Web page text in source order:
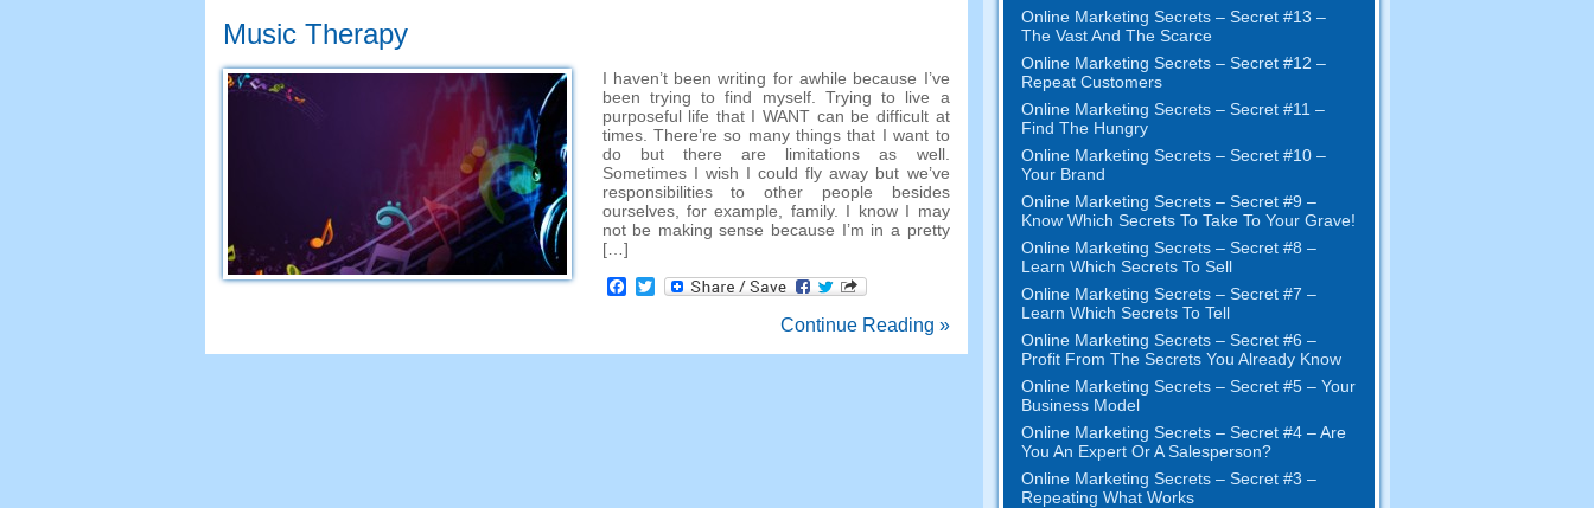
Music Therapy
I haven’t been writing for awhile because I’ve
been trying to find myself. Trying to live a
purposeful life that I WANT can be difficult at
times. There’re so many things that I want to
do but there are limitations as well.
Sometimes I wish I could fly away but we’ve
responsibilities to other people besides
ourselves, for example family. I know I may
not be making sense because I’m in a pretty
[…]
Facebook
Twitter
Continue Reading »
Online Marketing Secrets– Secret#13 –
The Vast And The Scarce
Online Marketing Secrets– Secret#12 –
Repeat Customers
Online Marketing Secrets– Secret#11 –
Find The Hungry
Online Marketing Secrets– Secret#10 –
Your Brand
Online Marketing Secrets– Secret#9 –
Know Which Secrets To Take To Your Grave!
Online Marketing Secrets– Secret#8 –
Learn Which Secrets To Sell
Online Marketing Secrets– Secret#7 –
Learn Which Secrets To Tell
Online Marketing Secrets– Secret#6 –
Profit From The Secrets You Already Know
Online Marketing Secrets– Secret#5 – Your
Business Model
Online Marketing Secrets– Secret#4 – Are
You An Expert Or A Salesperson?
Online Marketing Secrets– Secret#3 –
Repeating What Works